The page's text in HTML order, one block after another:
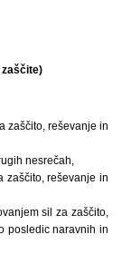
zaščito, reševanje in
nesrečah,
zaščito, reševanje in
sil za zaščito,
posledic naravnih in